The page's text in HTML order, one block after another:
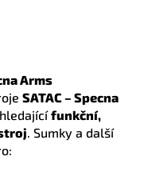
Arms
SATAC – Specna
funkční,
. Sumky a další